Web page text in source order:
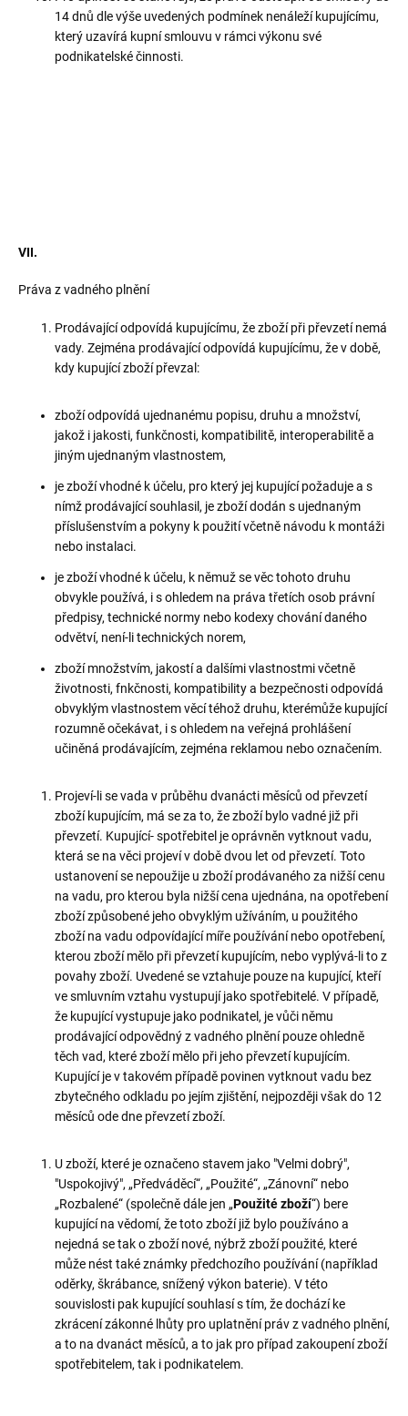
14 dnů dle výše uvedených podmínek nenáleží kupujícímu,
který uzavírá kupní smlouvu v rámci výkonu své
podnikatelské činnosti.
VII.
Práva z vadného plnění
Prodávající odpovídá kupujícímu, že zboží při převzetí nemá
vady. Zejména prodávající odpovídá kupujícímu, že v době,
kdy kupující zboží převzal:
zboží odpovídá ujednanému popisu, druhu a množství,
jakož i jakosti, funkčnosti, kompatibilitě, interoperabilitě a
jiným ujednaným vlastnostem,
je zboží vhodné k účelu, pro který jej kupující požaduje a s
nímž prodávající souhlasil, je zboží dodán s ujednaným
příslušenstvím a pokyny k použití včetně návodu k montáži
nebo instalaci.
je zboží vhodné k účelu, k němuž se věc tohoto druhu
obvykle používá, i s ohledem na práva třetích osob právní
předpisy, technické normy nebo kodexy chování daného
odvětví, není-li technických norem,
zboží množstvím, jakostí a dalšími vlastnostmi včetně
životnosti, fnkčnosti, kompatibility a bezpečnosti odpovídá
obvyklým vlastnostem věcí téhož druhu, kterémůže kupující
rozumně očekávat, i s ohledem na veřejná prohlášení
učiněná prodávajícím, zejména reklamou nebo označením.
Projeví-li se vada v průběhu dvanácti měsíců od převzetí
zboží kupujícím, má se za to, že zboží bylo vadné již při
převzetí. Kupující- spotřebitel je oprávněn vytknout vadu,
která se na věci projeví v době dvou let od převzetí. Toto
ustanovení se nepoužije u zboží prodávaného za nižší cenu
na vadu, pro kterou byla nižší cena ujednána, na opotřebení
zboží způsobené jeho obvyklým užíváním, u použitého
zboží na vadu odpovídající míře používání nebo opotřebení,
kterou zboží mělo při převzetí kupujícím, nebo vyplývá-li to z
povahy zboží. Uvedené se vztahuje pouze na kupující, kteří
ve smluvním vztahu vystupují jako spotřebitelé. V případě,
že kupující vystupuje jako podnikatel, je vůči němu
prodávající odpovědný z vadného plnění pouze ohledně
těch vad, které zboží mělo při jeho převzetí kupujícím.
Kupující je v takovém případě povinen vytknout vadu bez
zbytečného odkladu po jejím zjištění, nejpozději však do 12
měsíců ode dne převzetí zboží.
U zboží, které je označeno stavem jako "Velmi dobrý",
"Uspokojivý", „Předváděcí“, „Použité“, „Zánovní“ nebo
„Rozbalené“ (společně dále jen „Použité zboží“) bere
kupující na vědomí, že toto zboží již bylo používáno a
nejedná se tak o zboží nové, nýbrž zboží použité, které
může nést také známky předchozího používání (například
oděrky, škrábance, snížený výkon baterie). V této
souvislosti pak kupující souhlasí s tím, že dochází ke
zkrácení zákonné lhůty pro uplatnění práv z vadného plnění,
a to na dvanáct měsíců, a to jak pro případ zakoupení zboží
spotřebitelem, tak i podnikatelem.